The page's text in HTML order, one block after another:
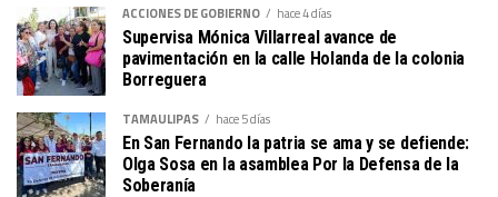
ACCIONES DE GOBIERNO hace 4 días
Supervisa Mónica Villarreal avance de
pavimentación en la calle Holanda de la colonia
Borreguera
TAMAULIPAS hace 5 días
En San Fernando la patria se ama y se defiende:
Olga Sosa en la asamblea Por la Defensa de la
Soberanía